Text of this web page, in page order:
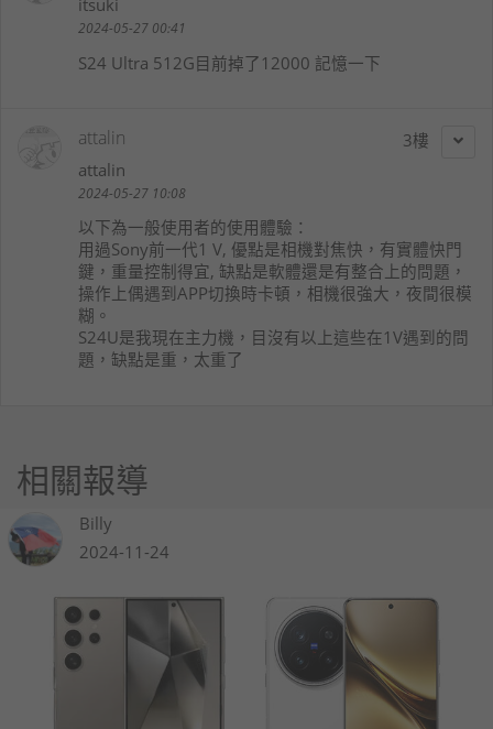
itsuki
2024-05-27 00:41
S24 Ultra 512G目前掉了12000 記憶一下
3
attalin
attalin
2024-05-27 10:08
以下為一般使用者的使用體驗：
用過Sony前一代1 V, 優點是相機對焦快，有實體快門
鍵，重量控制得宜, 缺點是軟體還是有整合上的問題，
操作上偶遇到APP切換時卡頓，相機很強大，夜間很模
糊。
S24U是我現在主力機，目沒有以上這些在1V遇到的問
題，缺點是重，太重了
相關報導
Billy
2024-11-24